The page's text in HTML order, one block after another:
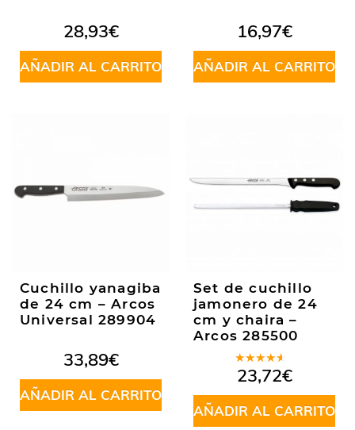
28,93€
AÑADIR AL CARRITO
16,97€
AÑADIR AL CARRITO
Cuchillo yanagiba
de 24 cm – Arcos
Universal 289904
33,89€
AÑADIR AL CARRITO
Set de cuchillo
jamonero de 24
cm y chaira –
Arcos 285500
Valorado
en4.00
de 5
23,72€
AÑADIR AL CARRITO